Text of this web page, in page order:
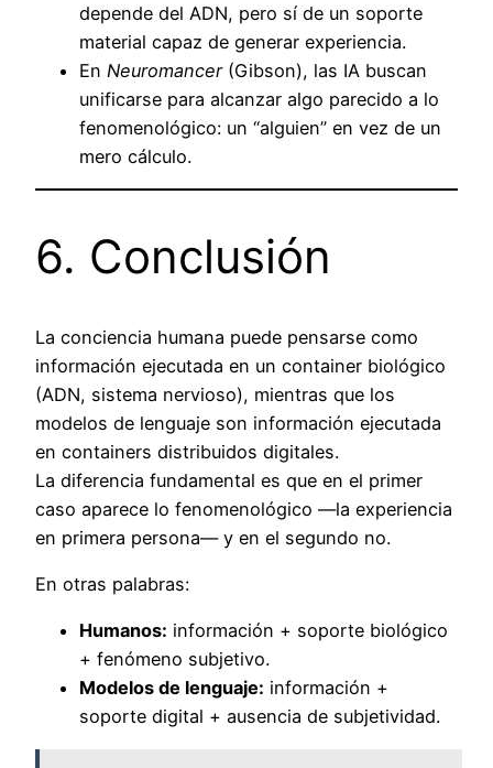
depende del ADN, pero sí de un soporte
material capaz de generar experiencia.
En Neuromancer(Gibson), las IA buscan
unificarse para alcanzar algo parecido a lo
fenomenológico: un “alguien” en vez de un
mero cálculo.
6. Conclusión
La conciencia humana puede pensarse como
información ejecutada en un container biológico
(ADN, sistema nervioso), mientras que los
modelos de lenguaje son información ejecutada
en containers distribuidos digitales.
La diferencia fundamental es que en el primer
caso aparece lo fenomenológico —la experiencia
en primera persona— y en el segundo no.
En otras palabras:
Humanos: información + soporte biológico
+ fenómeno subjetivo.
Modelos de lenguaje: información +
soporte digital + ausencia de subjetividad.